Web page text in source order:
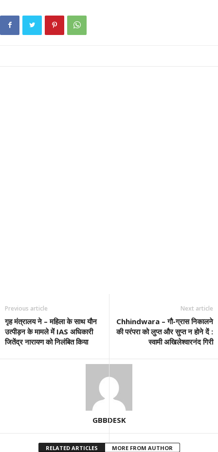
Previous article
गृह मंत्रालय ने – महिला के साथ यौन
उत्पीड़न के मामले में IAS अधिकारी
जितेंद्र नारायण को निलंबित किया
Next article
Chhindwara – गौ-ग्रास निकालने
की परंपरा को लुप्त और सुप्त न होने दें :
स्वामी अखिलेश्वारनंद गिरी
GBBDESK
RELATED ARTICLES MORE FROM AUTHOR